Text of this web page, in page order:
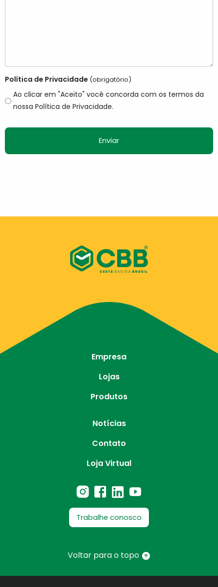
Política de Privacidade (obrigatório)
Ao clicar em "Aceito" você concorda com os termos da
nossa Política de Privacidade.
Empresa
Lojas
Produtos
Notícias
Contato
Loja Virtual
Trabalhe conosco
Voltar para o topo